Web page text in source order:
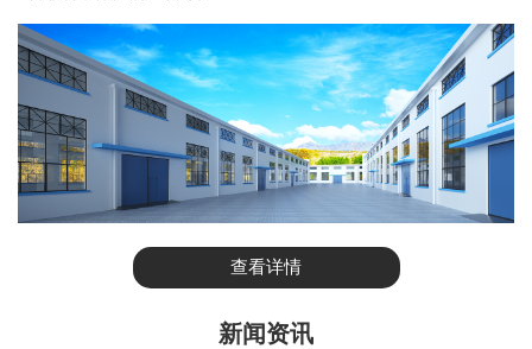
查看详情
新闻资讯